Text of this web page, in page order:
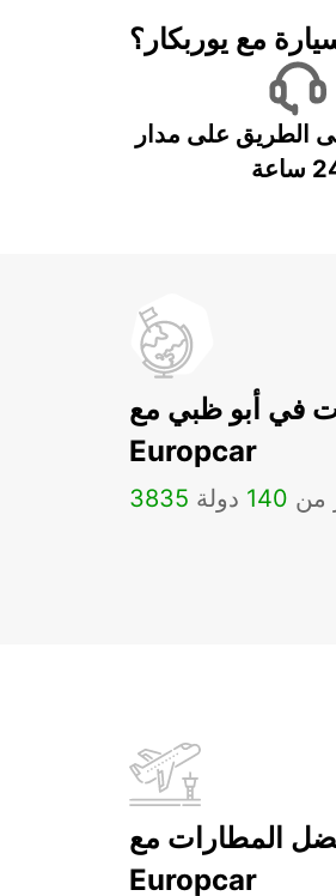
مع يوربكار؟
الطريق على مدار
في أبو ظبي مع
Europcar
3835 من 140 دولة
المطارات مع
Europcar